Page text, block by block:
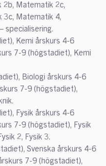
2b, Matematik 2c,
3c, Matematik 4,
specialisering.
Kemi årskurs 4-6
7-9 (högstadiet), Kemi
Biologi årskurs 4-6
7-9 (högstadiet),
Fysik årskurs 4-6
7-9 (högstadiet), Fysik
2, Fysik 3.
Svenska årskurs 4-6
7-9 (högstadiet),